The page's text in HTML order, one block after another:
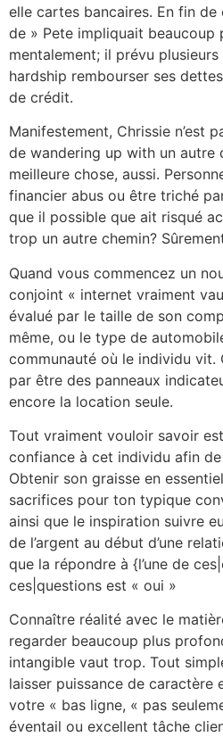
elle cartes bancaires. En fin
de » Pete impliquait beaucoup
mentalement; il prévu
hardship rembourser ses
de crédit.
Manifestement, Chrissie n’est
de wandering up with un autre
meilleure chose, aussi.
financier abus ou être triché
que il possible que ait risqué
trop un autre chemin?
Quand vous commencez un
conjoint « internet vraiment
évalué par le taille de son
même, ou le type de
communauté où le individu
par être des panneaux
encore la location seule.
Tout vraiment vouloir savoir
confiance à cet individu afin
Obtenir son graisse en
sacrifices pour ton typique
ainsi que le inspiration suivre
de l’argent au début d’une
que la répondre à {l’une de
ces|questions est « oui »
Connaître réalité avec le
regarder beaucoup plus
intangible vaut trop. Tout
laisser puissance de caractère
votre « bas ligne, « pas
éventail ou excellent tâche